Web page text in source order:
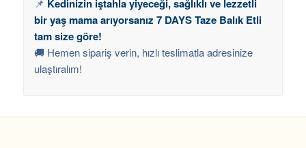
Kedinizin iştahla yiyeceği, sağlıklı ve lezzetli
bir yaş mama arıyorsanız 7 DAYS Taze Balık Etli
tam size göre!
🚚 Hemen sipariş verin, hızlı teslimatla adresinize
ulaştıralım!